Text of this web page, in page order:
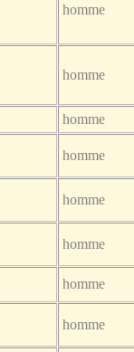
homme
homme
homme
homme
homme
homme
homme
homme